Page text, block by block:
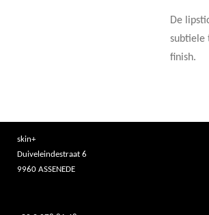
De
subtiele
finish.
skin+
Duiveleindestraat 6
9960 ASSENEDE